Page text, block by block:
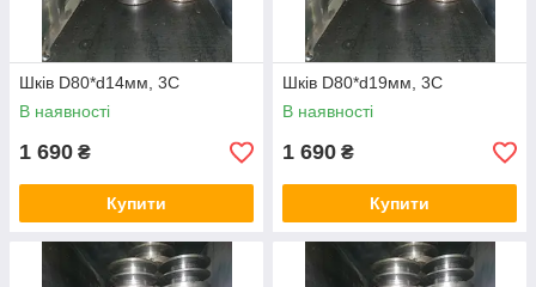
Шків D80*d14мм, 3С
В наявності
1 690 ₴
Купити
Шків D80*d19мм, 3С
В наявності
1 690 ₴
Купити